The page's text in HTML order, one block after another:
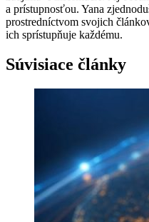
a prístupnosťou. Yana
prostredníctvom svojich
ich sprístupňuje každému.
Súvisiace články